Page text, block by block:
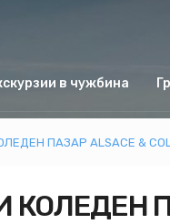
в чужбина
ПАЗАР ALSACE &